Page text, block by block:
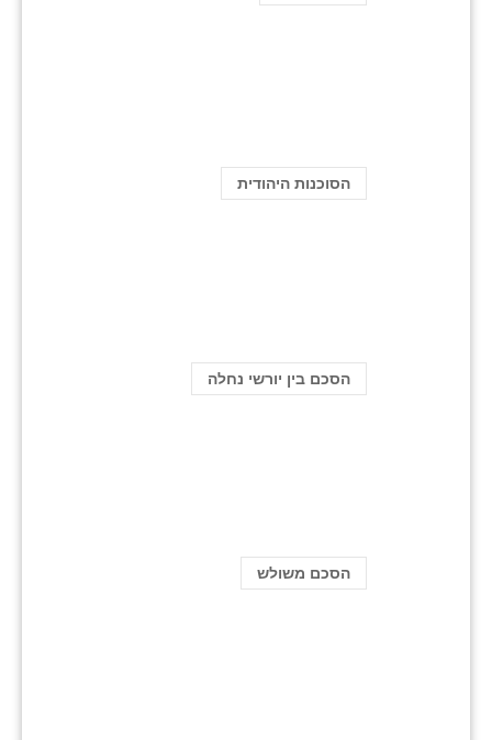
הסוכנות היהודית
הסכם בין יורשי נחלה
הסכם משולש